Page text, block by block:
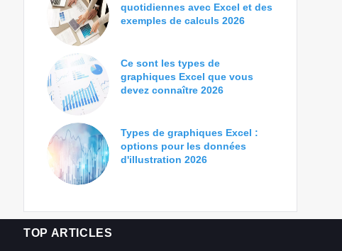
quotidiennes avec Excel et des
exemples de calculs 2026
Ce sont les types de
graphiques Excel que vous
devez connaître 2026
Types de graphiques Excel :
options pour les données
d'illustration 2026
TOP ARTICLES